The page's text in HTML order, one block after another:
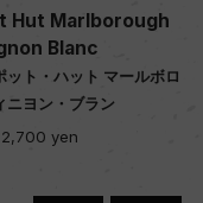
ボロ
Tinpot Hut
Pinot Gris
ティンポット・ハ
ピノ・グリ
750ml, 2,700 yen